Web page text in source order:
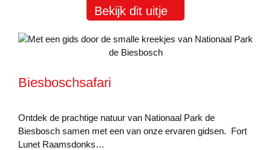
Bekijk dit uitje
Biesboschsafari
Ontdek de prachtige natuur van Nationaal Park de
Biesbosch samen met een van onze ervaren gidsen. Fort
Lunet Raamsdonks…